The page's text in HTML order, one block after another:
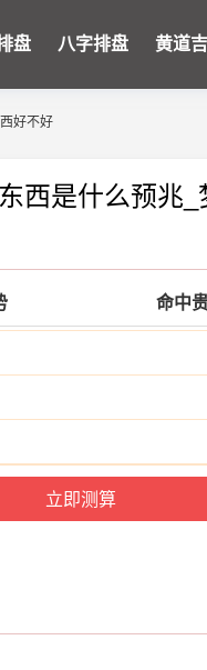
盘 八字排盘 黄道
好不好
西是什么预兆
命中